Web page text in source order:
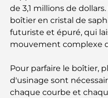
Découverte des
Dubai Horse Racing:
Global Competition
Cafés à Palm
et lieux de vie de l’île
de 3,1 millions de
boîtier en cristal de
futuriste et épuré, qui
mouvement complexe
Pour parfaire le boîtier,
d'usinage sont
chaque courbe et